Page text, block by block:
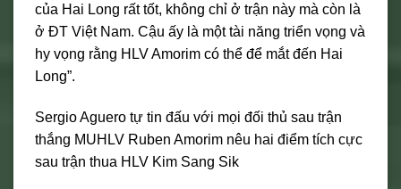
của Hai Long rất tốt, không chỉ ở trận này mà còn là
ở ĐT Việt Nam. Cậu ấy là một tài năng triển vọng và
hy vọng rằng HLV Amorim có thể để mắt đến Hai
Long”.
Sergio Aguero tự tin đấu với mọi đối thủ sau trận
thắng MUHLV Ruben Amorim nêu hai điểm tích cực
sau trận thua HLV Kim Sang Sik